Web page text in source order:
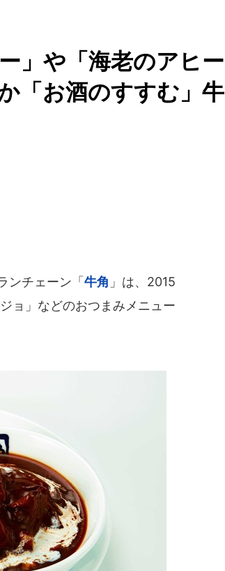
」や「海老のアヒー
「お酒のすすむ」牛
ンチェーン「 牛角 」は、2015
ョ」などのおつまみメニュー